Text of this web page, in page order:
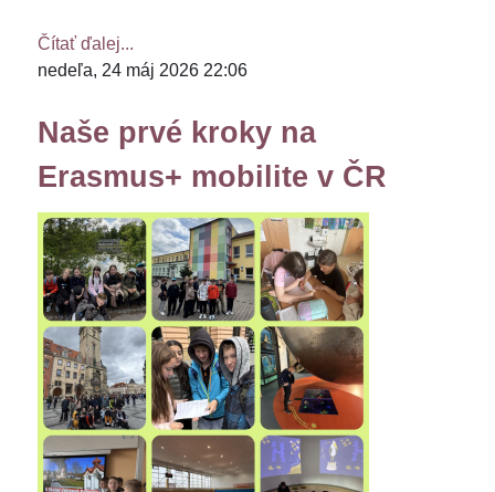
Čítať ďalej...
nedeľa, 24 máj 2026 22:06
Naše prvé kroky na
Erasmus+ mobilite v ČR